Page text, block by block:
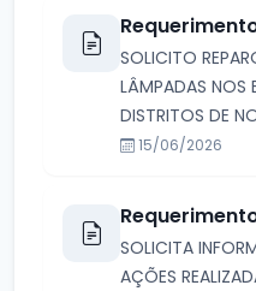
SOLICITO
LÂMPADAS NOS
DISTRITOS DE
15/06/2026
SOLICITA
AÇÕES